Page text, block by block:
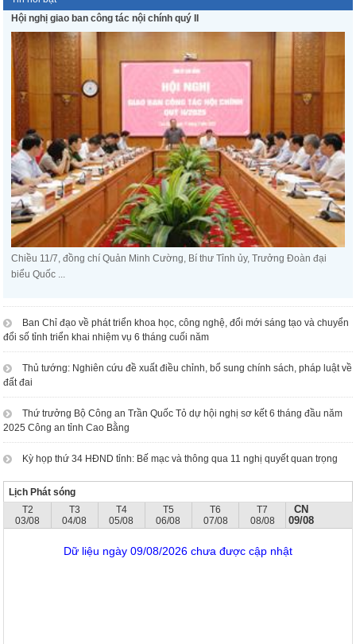
Hội nghị giao ban công tác nội chính quý II
Chiều 11/7, đồng chí Quản Minh Cường, Bí thư Tỉnh ủy, Trưởng Đoàn đại
biểu Quốc ...
Ban Chỉ đạo về phát triển khoa học, công nghệ, đổi mới sáng tạo và chuyển
đổi số tỉnh triển khai nhiệm vụ 6 tháng cuối năm
Thủ tướng: Nghiên cứu đề xuất điều chỉnh, bổ sung chính sách, pháp luật về
đất đai
Thứ trưởng Bộ Công an Trần Quốc Tỏ dự hội nghị sơ kết 6 tháng đầu năm
2025 Công an tỉnh Cao Bằng
Kỳ họp thứ 34 HĐND tỉnh: Bế mạc và thông qua 11 nghị quyết quan trọng
Lịch Phát sóng
T2
03/08
T3
04/08
T4
05/08
T5
06/08
T6
07/08
T7
08/08
CN
09/08
Dữ liệu ngày 09/08/2026 chưa được cập nhật